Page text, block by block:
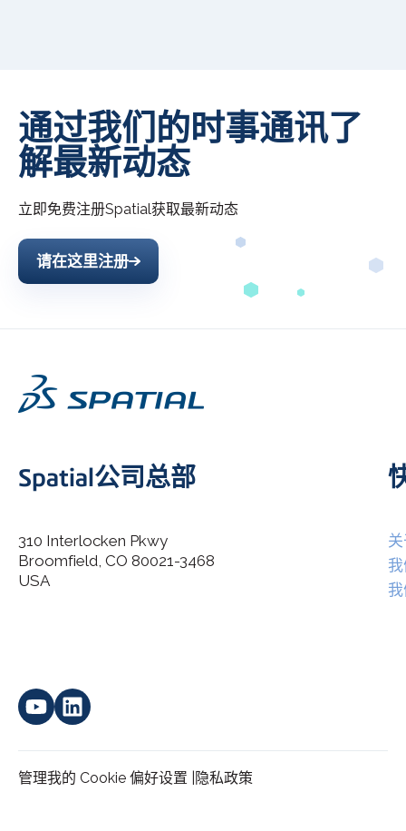
通过我们的时事通讯了
解最新动态
立即免费注册Spatial获取最新动态
I agree to allow Spatial Corp to store and process my
请在这里注册
Spatial公司总部
310 Interlocken Pkwy
Broomfield, CO 80021-3468
USA
管理我的 Cookie 偏好设置 | 隐私政策